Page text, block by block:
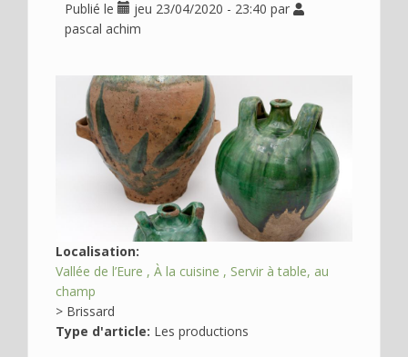
Déplier
Usage
Déplier
Où
en
voir
?
Déplier
Contact
Recherche
Publié le jeu 23/04/2020 - 23:40 par
pascal achim
Image
Localisation:
Vallée de l’Eure
À la cuisine
Servir à table, au
champ
> Brissard
Type d'article: Les productions